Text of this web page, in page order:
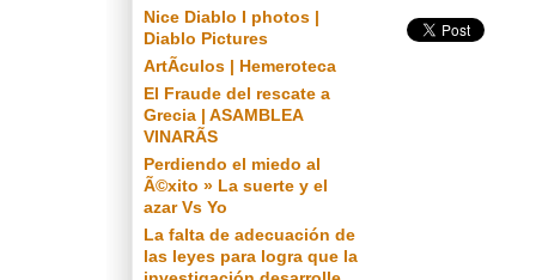
Nice Diablo I photos |
Diablo Pictures
ArtÃ­culos | Hemeroteca
El Fraude del rescate a
Grecia | ASAMBLEA
VINARÃS
Perdiendo el miedo al
Ã©xito » La suerte y el
azar Vs Yo
La falta de adecuación de
las leyes para logra que la